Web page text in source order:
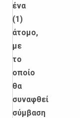
ένα
(1)
άτομο,
με
το
οποίο
θα
συναφθεί
σύμβαση